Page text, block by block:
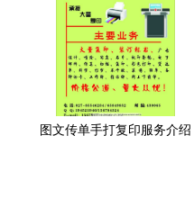
图文传单手打复印服务介绍